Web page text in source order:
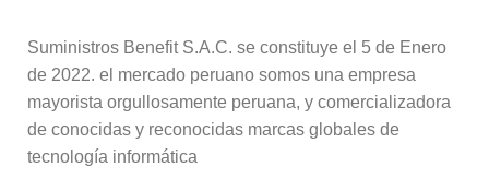
Suministros Benefit S.A.C. se constituye el 5 de Enero
de 2022. el mercado peruano somos una empresa
mayorista orgullosamente peruana, y comercializadora
de conocidas y reconocidas marcas globales de
tecnología informática